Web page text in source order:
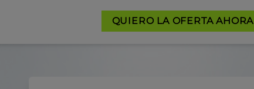
QUIERO LA OFERTA AHORA